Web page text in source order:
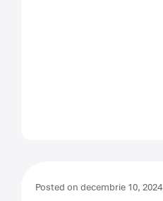
Posted on decembrie 10, 2024